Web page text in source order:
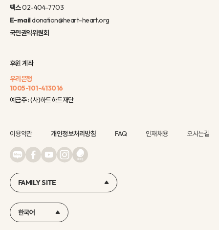
팩스02-404-7703
E-maildonation@heart-heart.org
국민권익위원회
후원 계좌
우리은행
1005-101-413016
예금주 : (사)하트하트재단
이용약관 개인정보처리방침 FAQ 인재채용 오시는길
FAMILY SITE
한국어